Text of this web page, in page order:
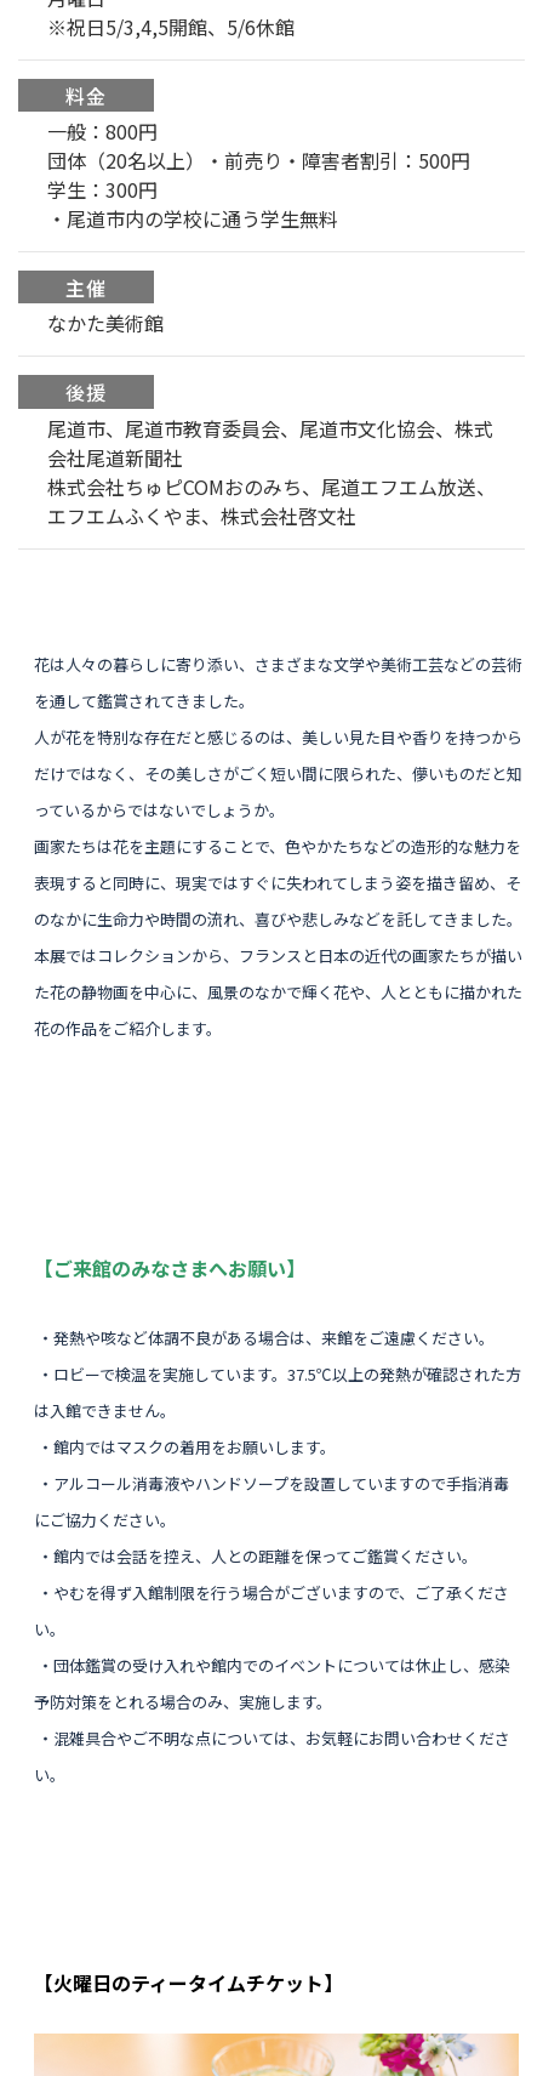
※祝日5/3,4,5開館、5/6休館
料金
一般：800円
団体（20名以上）・前売り・障害者割引：500円
学生：300円
・尾道市内の学校に通う学生無料
主催
なかた美術館
後援
尾道市、尾道市教育委員会、尾道市文化協会、株式
会社尾道新聞社
株式会社ちゅピCOMおのみち、尾道エフエム放送、
エフエムふくやま、株式会社啓文社
花は人々の暮らしに寄り添い、さまざまな文学や美術工芸などの芸術
を通して鑑賞されてきました。
人が花を特別な存在だと感じるのは、美しい見た目や香りを持つから
だけではなく、その美しさがごく短い間に限られた、儚いものだと知
っているからではないでしょうか。
画家たちは花を主題にすることで、色やかたちなどの造形的な魅力を
表現すると同時に、現実ではすぐに失われてしまう姿を描き留め、そ
のなかに生命力や時間の流れ、喜びや悲しみなどを託してきました。
本展ではコレクションから、フランスと日本の近代の画家たちが描い
た花の静物画を中心に、風景のなかで輝く花や、人とともに描かれた
花の作品をご紹介します。
【ご来館のみなさまへお願い】
・発熱や咳など体調不良がある場合は、来館をご遠慮ください。
・ロビーで検温を実施しています。37.5℃以上の発熱が確認された方
は入館できません。
・館内ではマスクの着用をお願いします。
・アルコール消毒液やハンドソープを設置していますので手指消毒
にご協力ください。
・館内では会話を控え、人との距離を保ってご鑑賞ください。
・やむを得ず入館制限を行う場合がございますので、ご了承くださ
い。
・団体鑑賞の受け入れや館内でのイベントについては休止し、感染
予防対策をとれる場合のみ、実施します。
・混雑具合やご不明な点については、お気軽にお問い合わせくださ
い。
【火曜日のティータイムチケット】